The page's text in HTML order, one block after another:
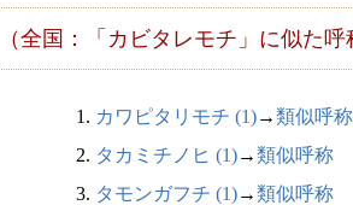
（全国：「カビタレモチ」に似た呼
1. カワピタリモチ (1)→類似呼称
2. タカミチノヒ (1)→類似呼称
3. タモンガフチ (1)→類似呼称